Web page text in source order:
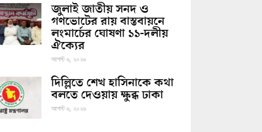
জুলাই জাতীয় সনদ ও
গণভোটের রায় বাস্তবায়নে
লংমার্চের ঘোষণা ১১-দলীয়
ঐক্যের
আগস্ট ৬, ২০২৬
দিল্লিতে শেখ হাসিনাকে কথা
বলতে দেওয়ায় ক্ষুব্ধ ঢাকা
আগস্ট ৬, ২০২৬